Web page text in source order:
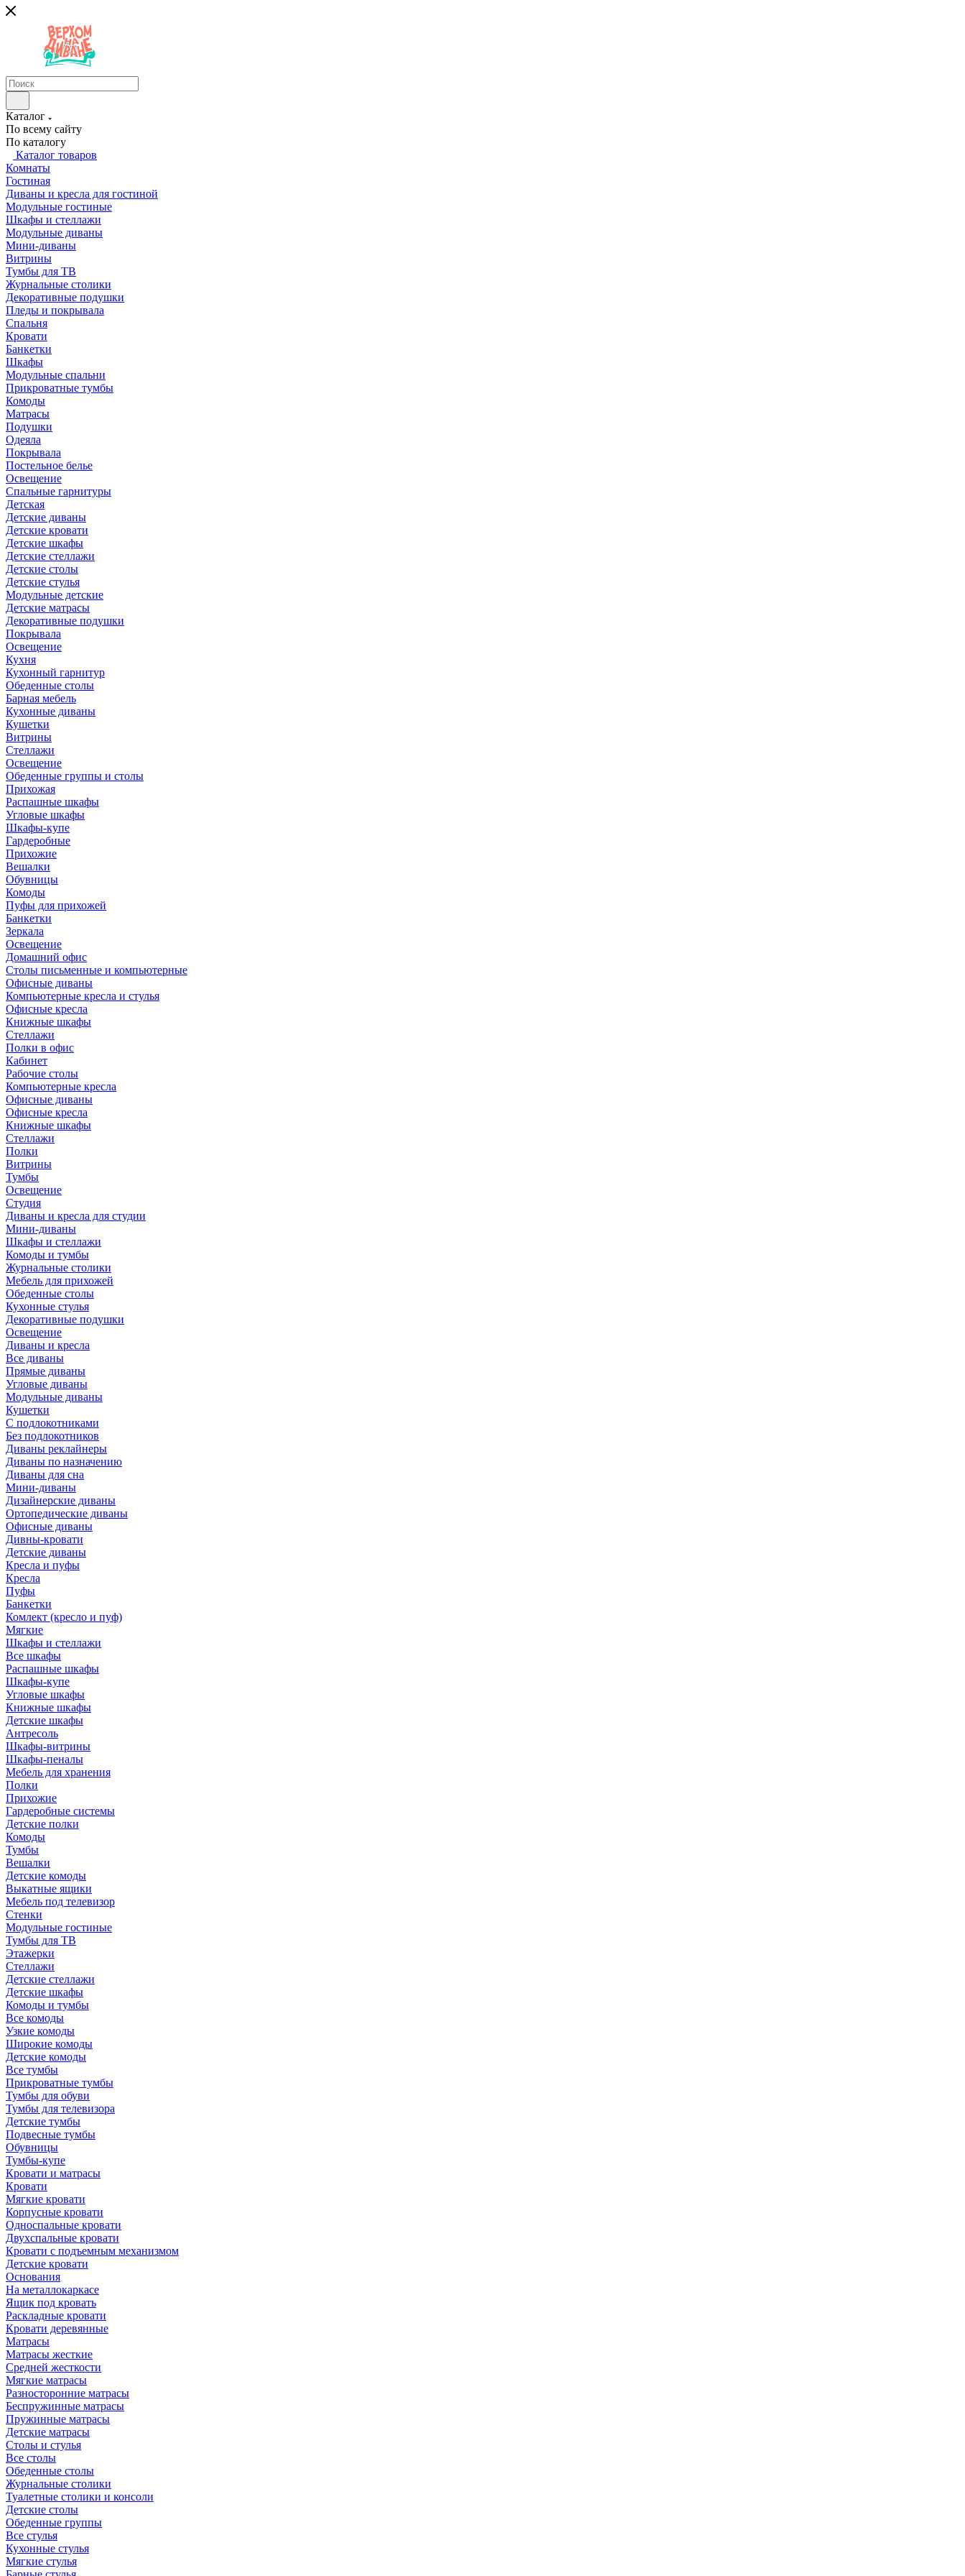
Каталог
По всему сайту
По каталогу
Каталог товаров
Комнаты
Гостиная
Диваны и кресла для гостиной
Модульные гостиные
Шкафы и стеллажи
Модульные диваны
Мини-диваны
Витрины
Тумбы для ТВ
Журнальные столики
Декоративные подушки
Пледы и покрывала
Спальня
Кровати
Банкетки
Шкафы
Модульные спальни
Прикроватные тумбы
Комоды
Матрасы
Подушки
Одеяла
Покрывала
Постельное белье
Освещение
Спальные гарнитуры
Детская
Детские диваны
Детские кровати
Детские шкафы
Детские стеллажи
Детские столы
Детские стулья
Модульные детские
Детские матрасы
Декоративные подушки
Покрывала
Освещение
Кухня
Кухонный гарнитур
Обеденные столы
Барная мебель
Кухонные диваны
Кушетки
Витрины
Стеллажи
Освещение
Обеденные группы и столы
Прихожая
Распашные шкафы
Угловые шкафы
Шкафы-купе
Гардеробные
Прихожие
Вешалки
Обувницы
Комоды
Пуфы для прихожей
Банкетки
Зеркала
Освещение
Домашний офис
Столы письменные и компьютерные
Офисные диваны
Компьютерные кресла и стулья
Офисные кресла
Книжные шкафы
Стеллажи
Полки в офис
Кабинет
Рабочие столы
Компьютерные кресла
Офисные диваны
Офисные кресла
Книжные шкафы
Стеллажи
Полки
Витрины
Тумбы
Освещение
Студия
Диваны и кресла для студии
Мини-диваны
Шкафы и стеллажи
Комоды и тумбы
Журнальные столики
Мебель для прихожей
Обеденные столы
Кухонные стулья
Декоративные подушки
Освещение
Диваны и кресла
Все диваны
Прямые диваны
Угловые диваны
Модульные диваны
Кушетки
С подлокотниками
Без подлокотников
Диваны реклайнеры
Диваны по назначению
Диваны для сна
Мини-диваны
Дизайнерские диваны
Ортопедические диваны
Офисные диваны
Дивны-кровати
Детские диваны
Кресла и пуфы
Кресла
Пуфы
Банкетки
Комлект (кресло и пуф)
Мягкие
Шкафы и стеллажи
Все шкафы
Распашные шкафы
Шкафы-купе
Угловые шкафы
Книжные шкафы
Детские шкафы
Антресоль
Шкафы-витрины
Шкафы-пеналы
Мебель для хранения
Полки
Прихожие
Гардеробные системы
Детские полки
Комоды
Тумбы
Вешалки
Детские комоды
Выкатные ящики
Мебель под телевизор
Стенки
Модульные гостиные
Тумбы для ТВ
Этажерки
Стеллажи
Детские стеллажи
Детские шкафы
Комоды и тумбы
Все комоды
Узкие комоды
Широкие комоды
Детские комоды
Все тумбы
Прикроватные тумбы
Тумбы для обуви
Тумбы для телевизора
Детские тумбы
Подвесные тумбы
Обувницы
Тумбы-купе
Кровати и матрасы
Кровати
Мягкие кровати
Корпусные кровати
Односпальные кровати
Двухспальные кровати
Кровати с подъемным механизмом
Детские кровати
Основания
На металлокаркасе
Ящик под кровать
Раскладные кровати
Кровати деревянные
Матрасы
Матрасы жесткие
Средней жесткости
Мягкие матрасы
Разносторонние матрасы
Беспружинные матрасы
Пружинные матрасы
Детские матрасы
Столы и стулья
Все столы
Обеденные столы
Журнальные столики
Туалетные столики и консоли
Детские столы
Обеденные группы
Все стулья
Кухонные стулья
Мягкие стулья